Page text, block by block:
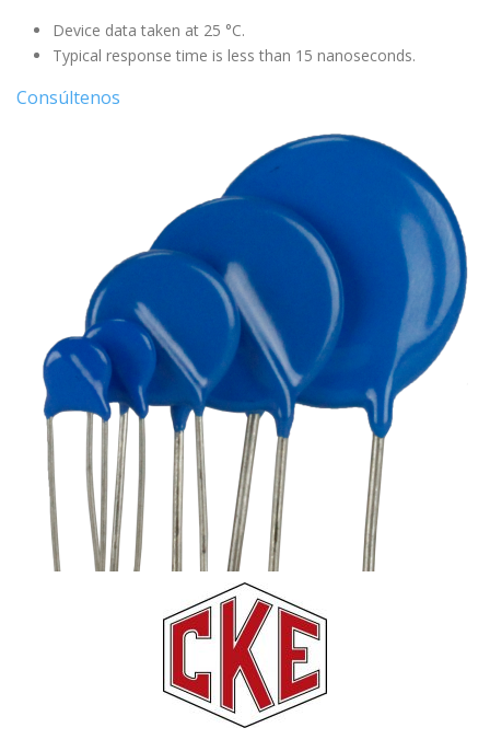
Device data taken at 25 °C.
Typical response time is less than 15 nanoseconds.
Consúltenos